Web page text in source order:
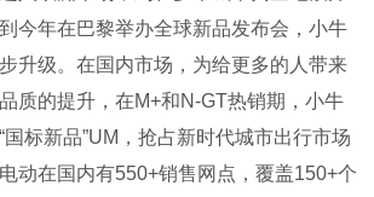
今年在巴黎举办全球新品发布会，小牛
升级。在国内市场，为给更多的人带来
质的提升，在M+和N-GT热销期，小牛
“国标新品”UM ，抢占新时代城市出行市场
动在国内有550+销售网点，覆盖150+个